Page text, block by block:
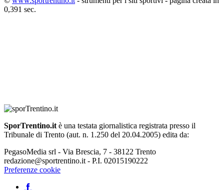
0,391 sec.
SporTrentino.itè una testata giornalistica registrata presso il
Tribunale di Trento (aut. n. 1.250 del 20.04.2005) edita da:
PegasoMedia srl - Via Brescia, 7 - 38122 Trento
redazione@sportrentino.it - P.I. 02015190222
Preferenze cookie